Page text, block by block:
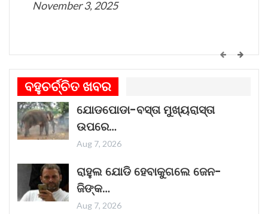
November 3, 2025
କେମିତି ଚାଲିଛି କଟକ ଐତିହାସିକ ବାଲିଯାତ୍ରା ପ୍ରସ୍ତୁତି
ଗୀତଟି କାନରେ ପଡ଼ିଲେ, ଆଖି ଆଗରେ ନାଚିଯାଏ
ଓଡ଼ିଶାର ନୌବାଣିଜ୍ୟ ପରମ୍ପରା । ଓଡ଼ିଶାର ପ୍ରାଚୀନ
ନାମ କଳିଙ୍ଗ । ପ୍ରାଚୀନ କଳିଙ୍ଗକୁ ସମୃଦ୍ଧ କରିଥିଲା
ନୌବାଣିଜ୍ୟ
November 1, 2025
ବହୁଚର୍ଚ୍ଚିତ ଖବର
ଯୋଡପୋଡା-ବସ୍ତା ମୁଖ୍ୟରାସ୍ତା
ଉପରେ…
Aug 7, 2026
ରାହୁଲ ଯୋଡି ହେବାକୁଗଲେ ଜେନ-
ଜିଙ୍କ…
Aug 7, 2026